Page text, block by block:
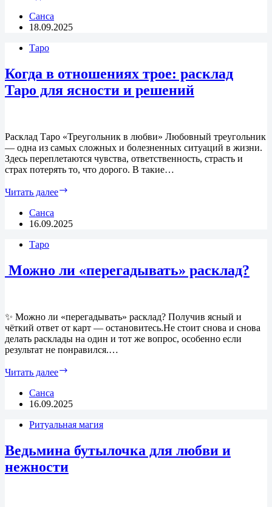
что
с
ними
справляться
Санса
18.09.2025
Таро
Когда в отношениях трое: расклад
Таро для ясности и решений
Расклад Таро «Треугольник в любви» Любовный треугольник
— одна из самых сложных и болезненных ситуаций в жизни.
Здесь переплетаются чувства, ответственность, страсть и
страх потерять то, что дорого. В такие…
Читать далее
трое:
ясности
и
Санса
16.09.2025
Таро
Можно ли «перегадывать» расклад?
✨ Можно ли «перегадывать» расклад? Получив ясный и
чёткий ответ от карт — остановитесь.Не стоит снова и снова
делать расклады на один и тот же вопрос, особенно если
результат не понравился.…
Читать далее
расклад?
Санса
16.09.2025
Ритуальная магия
Ведьмина бутылочка для любви и
нежности